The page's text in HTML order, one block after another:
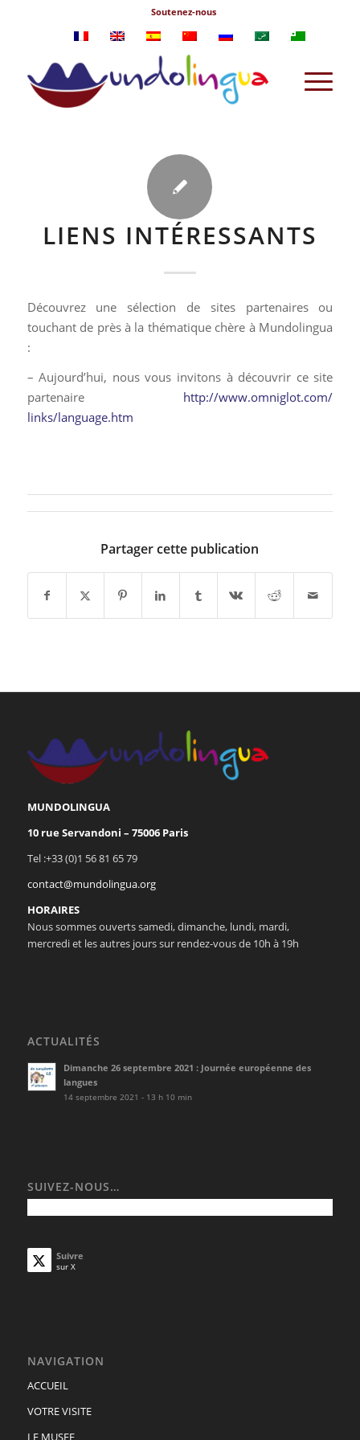
Soutenez-nous
LIENS INTÉRESSANTS
Découvrez une sélection de sites partenaires ou
touchant de près à la thématique chère à Mundolingua
:
– Aujourd’hui, nous vous invitons à découvrir ce site
partenaire http://www.omniglot.com/
links/language.htm
Partager cette publication
MUNDOLINGUA
10 rue Servandoni – 75006 Paris
Tel :+33 (0)1 56 81 65 79
contact@mundolingua.org
HORAIRES
Nous sommes ouverts samedi, dimanche, lundi, mardi,
mercredi et les autres jours sur rendez-vous de 10h à 19h
ACTUALITÉS
Dimanche 26 septembre 2021 : Journée européenne des
langues
14 septembre 2021 - 13 h 10 min
SUIVEZ-NOUS…
Suivre
sur X
NAVIGATION
ACCUEIL
VOTRE VISITE
LE MUSEE